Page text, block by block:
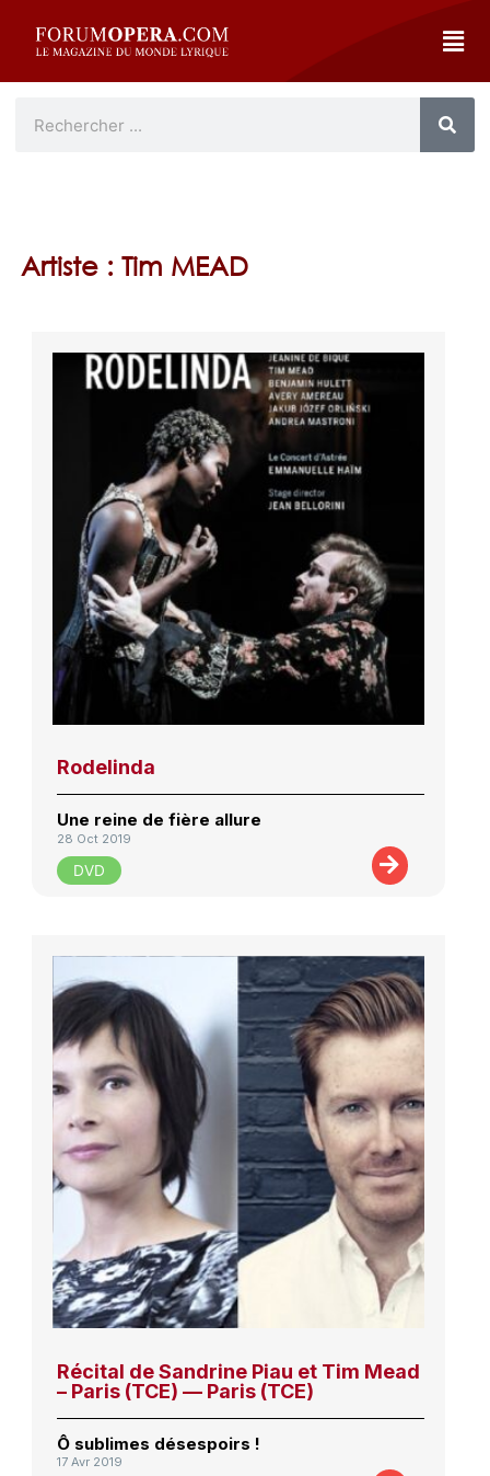
Artiste : Tim MEAD
Rodelinda
Une reine de fière allure
28 Oct 2019
DVD
Récital de Sandrine Piau et Tim Mead
– Paris (TCE) — Paris (TCE)
Ô sublimes désespoirs !
17 Avr 2019